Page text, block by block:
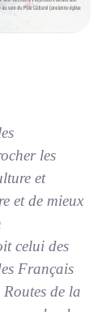
les
et
et de mieux
celui des
Français
de la